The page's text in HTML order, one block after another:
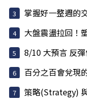
掌握好一整週的
大盤震盪拉回！
8/10 大預言 反彈
百分之百會兌現
策略(Strategy)